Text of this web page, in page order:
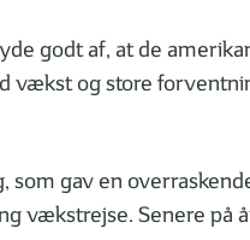
godt af, at de
vækst og store
gav en
vækstrejse. Senere på